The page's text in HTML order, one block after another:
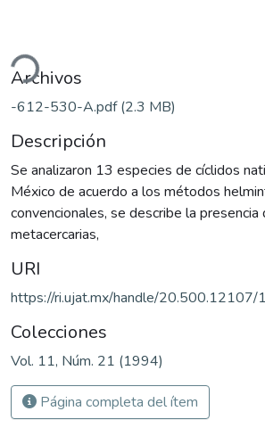
Archivos
-612-530-A.pdf(2.3 MB)
Descripción
Se analizaron 13 especies de cíclidos
México de acuerdo a los métodos
convencionales, se describe la
metacercarias,
URI
https://ri.ujat.mx/handle/20.500.12107/
Colecciones
Vol. 11, Núm. 21 (1994)
Página completa del ítem